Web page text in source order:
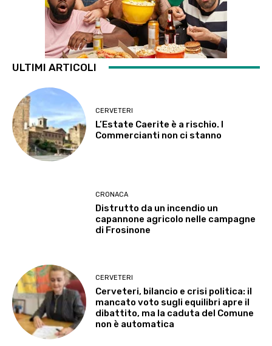
ULTIMI ARTICOLI
CERVETERI
L’Estate Caerite è a rischio. I
Commercianti non ci stanno
CRONACA
Distrutto da un incendio un
capannone agricolo nelle campagne
di Frosinone
CERVETERI
Cerveteri, bilancio e crisi politica: il
mancato voto sugli equilibri apre il
dibattito, ma la caduta del Comune
non è automatica